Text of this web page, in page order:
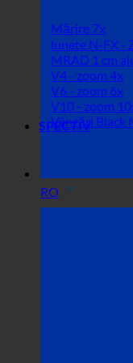
RO
Mărire 7x
lunete N-FX -
MRAD 1 cm
V4 - zoom 4x
V6 - zoom 6x
V10 - zoom
Vânzări Black
SPECTIV